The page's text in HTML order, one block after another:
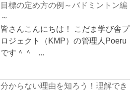
目標の定め方の例～バドミントン編
～
皆さんこんにちは！ こだま学び舎プ
ロジェクト（KMP）の管理人Poeru
です＾＾ ...
分からない理由を知ろう！理解でき